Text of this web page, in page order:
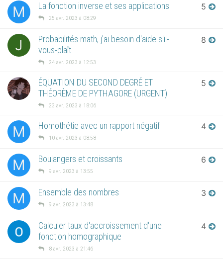
M La fonction inverse et ses applications
25 avr. 2023 à 08:29
5
J
Probabilités math, j'ai besoin d'aide s'il-
vous-plaît
24 avr. 2023 à 12:53
8
ÉQUATION DU SECOND DEGRÉ ET
THÉORÈME DE PYTHAGORE (URGENT)
23 avr. 2023 à 18:06
5
M Homothétie avec un rapport négatif
10 avr. 2023 à 08:58
4
M Boulangers et croissants
9 avr. 2023 à 13:55
6
M Ensemble des nombres
9 avr. 2023 à 13:48
3
Calculer taux d'accroissement d'une
fonction homographique
8 avr. 2023 à 21:46
4